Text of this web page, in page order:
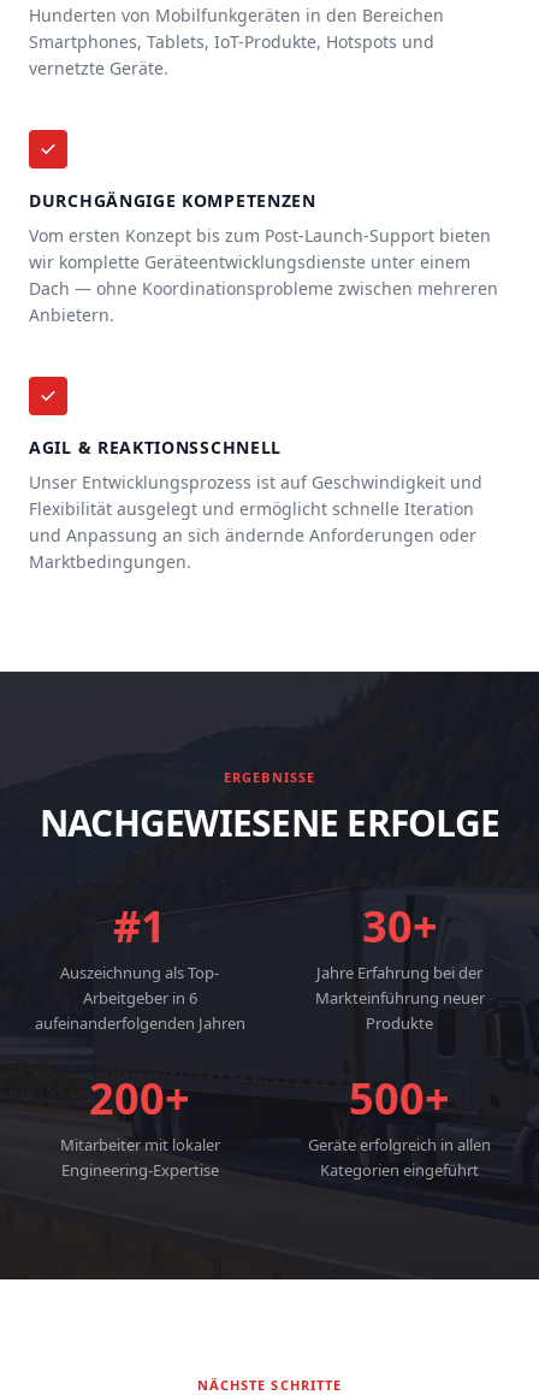
Hunderten von Mobilfunkgeräten in den Bereichen
Smartphones, Tablets, IoT-Produkte, Hotspots und
vernetzte Geräte.
DURCHGÄNGIGE KOMPETENZEN
Vom ersten Konzept bis zum Post-Launch-Support bieten
wir komplette Geräteentwicklungsdienste unter einem
Dach — ohne Koordinationsprobleme zwischen mehreren
Anbietern.
AGIL & REAKTIONSSCHNELL
Unser Entwicklungsprozess ist auf Geschwindigkeit und
Flexibilität ausgelegt und ermöglicht schnelle Iteration
und Anpassung an sich ändernde Anforderungen oder
Marktbedingungen.
ERGEBNISSE
NACHGEWIESENE ERFOLGE
#1
Auszeichnung als Top-
Arbeitgeber in 6
aufeinanderfolgenden Jahren
30+
Jahre Erfahrung bei der
Markteinführung neuer
Produkte
200+
Mitarbeiter mit lokaler
Engineering-Expertise
500+
Geräte erfolgreich in allen
Kategorien eingeführt
NÄCHSTE SCHRITTE